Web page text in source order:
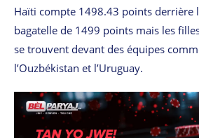
Haïti compte 1498.43 points derrière
bagatelle de 1499 points mais les
se trouvent devant des équipes
l’Ouzbékistan et l’Uruguay.